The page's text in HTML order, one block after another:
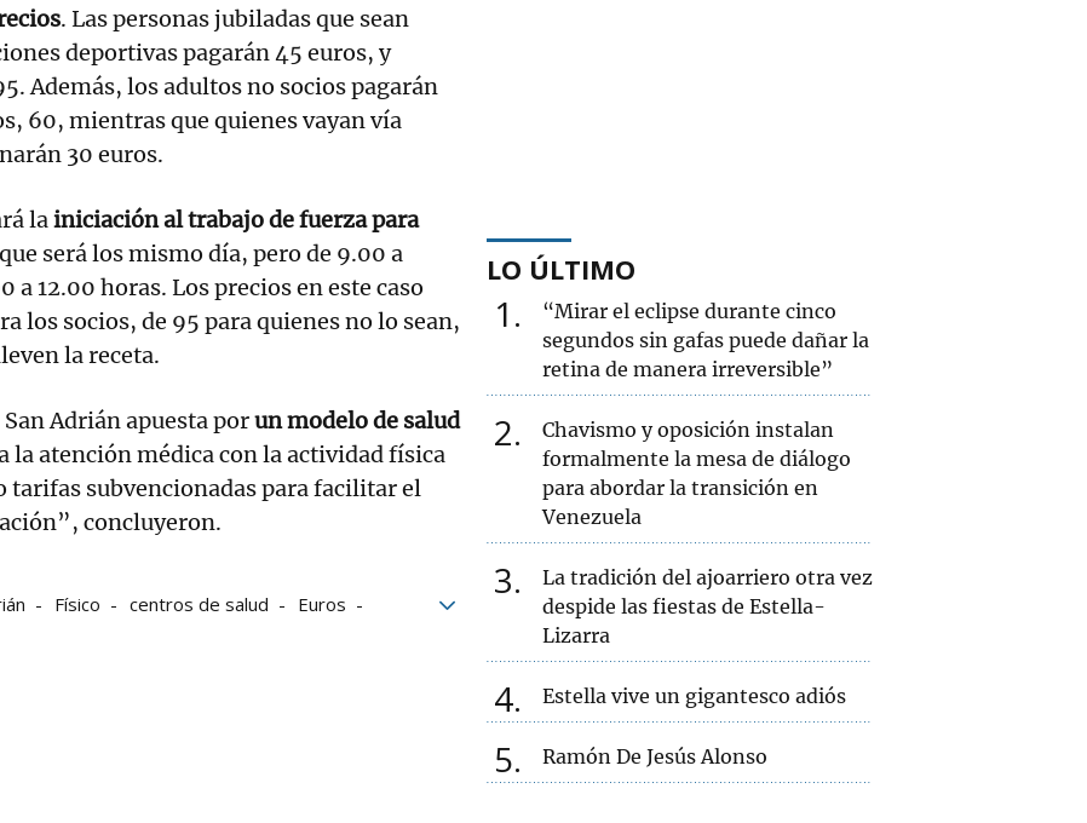
. Las personas jubiladas que sean
deportivas pagarán 45 euros, y
Además, los adultos no socios pagarán
60, mientras que quienes vayan vía
30 euros.
lainiciación al trabajo de fuerza para
que será los mismo día, pero de 9.00 a
a 12.00 horas. Los precios en este caso
los socios, de 95 para quienes no lo sean,
la receta.
Adrián apuesta porun modelo de salud
la atención médica con la actividad física
tarifas subvencionadas para facilitar el
concluyeron.
Físico centros de salud
Euros
LO ÚLTIMO
1
“Mirar el eclipse durante cinco
segundos sin gafas puede dañar la
retina de manera irreversible”
2
Chavismo y oposición instalan
formalmente la mesa de diálogo
para abordar la transición en
Venezuela
3
La tradición del ajoarriero otra vez
despide las fiestas de Estella-
Lizarra
4 Estella vive un gigantesco adiós
5 Ramón De Jesús Alonso